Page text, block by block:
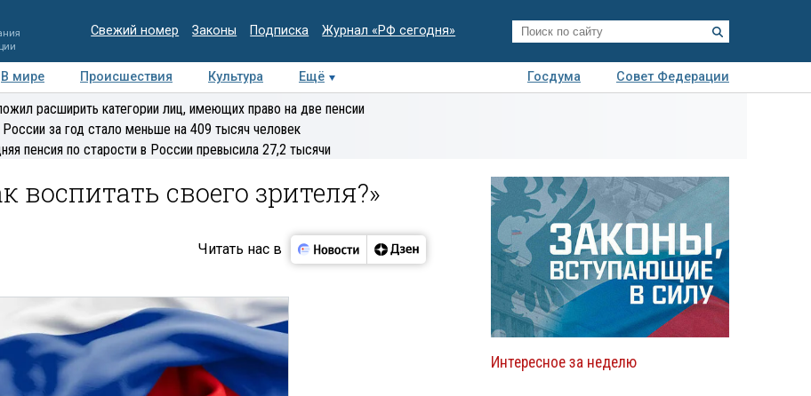
Свежий номер Законы Подписка Журнал «РФ сегодня»
В мире Происшествия Культура Ещё Госдума
Совет Федерации
Медиацентр Интервью Колумнисты
Деловая
расширить категории лиц, имеющих право на две пенсии
за год стало меньше на 409 тысяч человек
пенсия по старости в России превысила 27,2 тысячи
воспитать своего зрителя?»
Читать нас в
Интересное за неделю